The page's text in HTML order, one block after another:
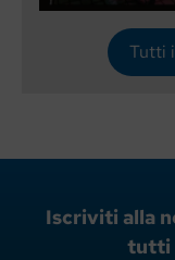
Tutti
Iscriviti alla
tutti